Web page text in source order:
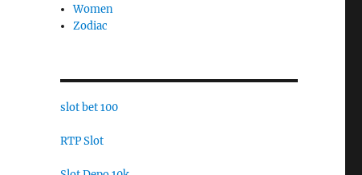
Women
Zodiac
slot bet 100
RTP Slot